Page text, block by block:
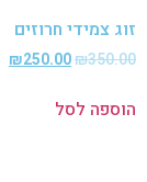
צמידי חרוזים
₪
₪250.00
לסל